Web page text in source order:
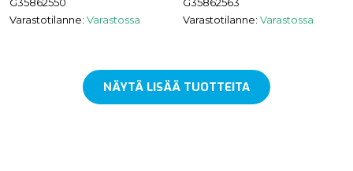
Varastotilanne: Varastossa
Varastotilanne: Varastossa
NÄYTÄ LISÄÄ TUOTTEITA